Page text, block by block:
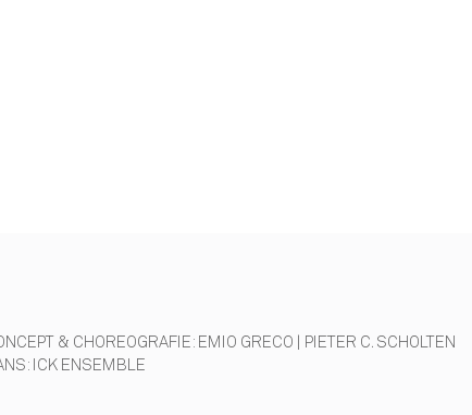
& CHOREOGRAFIE: EMIO GRECO | PIETER C. SCHOLTEN
ICK ENSEMBLE